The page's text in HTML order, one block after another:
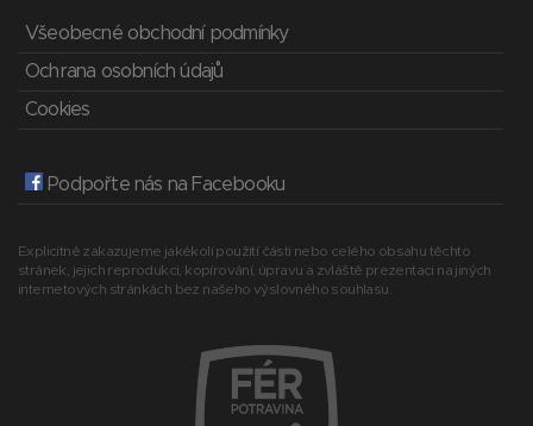
Všeobecné obchodní podmínky
Ochrana osobních údajů
Cookies
Podpořte nás na Facebooku
Explicitně zakazujeme jakékoli použití části nebo celého obsahu těchto
stránek, jejich reprodukci, kopírování, úpravu a zvláště prezentaci na jiných
internetových stránkách bez našeho výslovného souhlasu.